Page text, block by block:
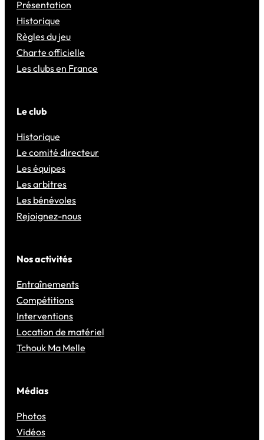
Présentation
Historique
Règles du jeu
Charte officielle
Les clubs en France
Le club
Historique
Le comité directeur
Les équipes
Les arbitres
Les bénévoles
Rejoignez-nous
Nos activités
Entraînements
Compétitions
Interventions
Location de matériel
Tchouk Ma Melle
Médias
Photos
Vidéos